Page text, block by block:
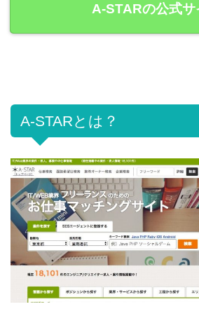
A-STARの公式サ
A-STARとは？